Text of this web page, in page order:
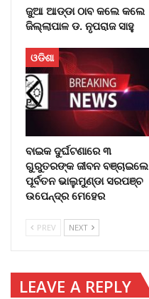
ଜୁଆ ଆଡ୍ଡା ଠାବ କଲେ କଲେ
ଜିଲ୍ଲାପାଳ ଡ. ନୃପରାଜ ସାହୁ
ଓଡିଶା
ବାଇକ ଦୁର୍ଘଟଣାରେ ୩
ଗୁରୁତରଙ୍କ ଜୀବନ ବଞ୍ଚାଇଲେ
ପୂର୍ବତନ ଭାଲୁମୁଣ୍ଡା ସରପଞ୍ଚ
ଉପେନ୍ଦ୍ର ମେହେର
PREV NEXT
LEAVE A REPLY